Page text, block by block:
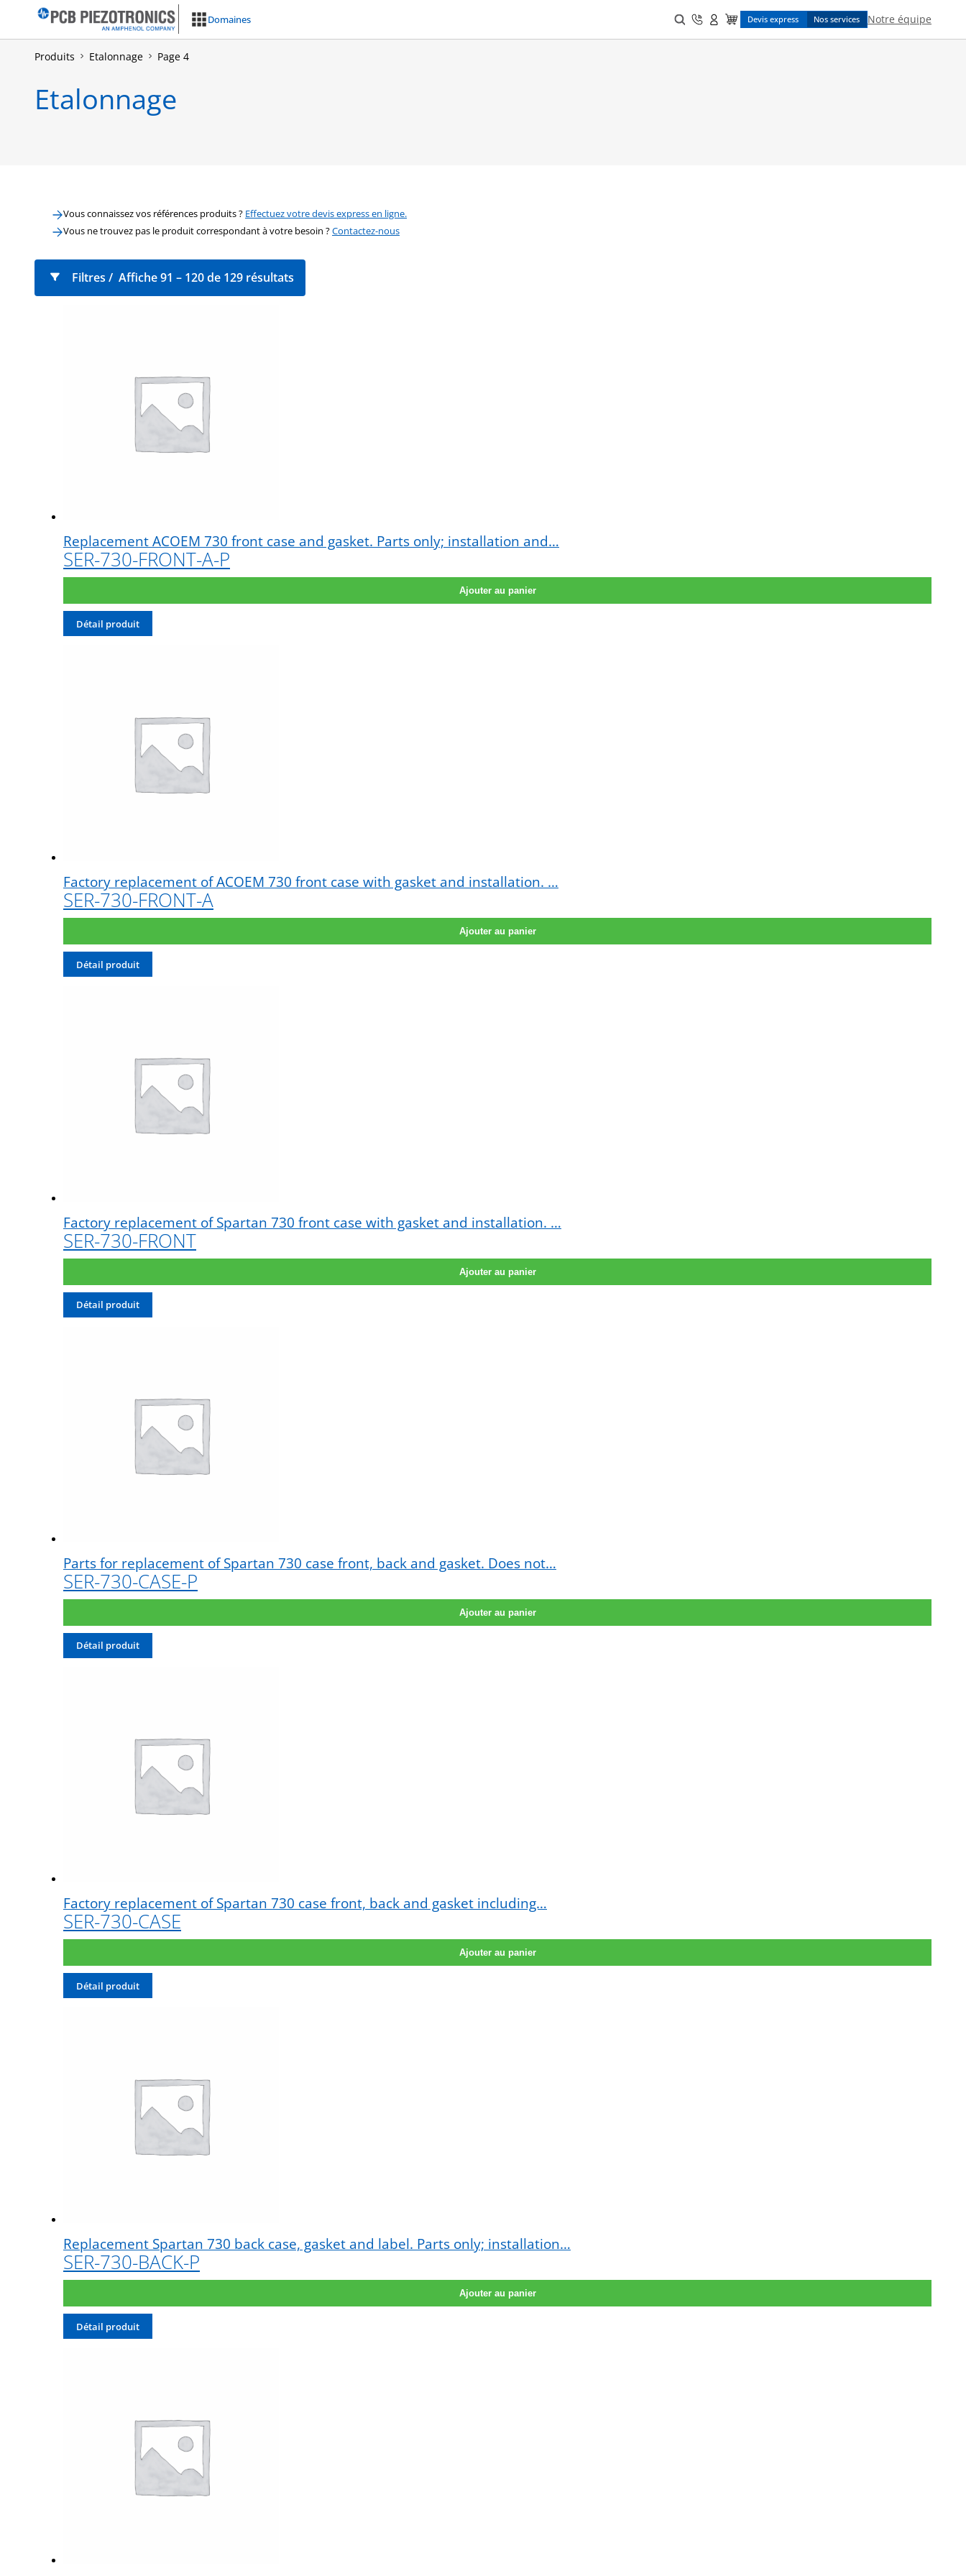
Domaines
Search
for:
Devis express Nos services Notre équipe
Produits Etalonnage Page 4
Etalonnage
Vous connaissez vos références produits ? Effectuez votre devis express en ligne.
Vous ne trouvez pas le produit correspondant à votre besoin ?Contactez-nous
Filtres Affiche 91 – 120 de 129 résultats
Stations d’étalonnage pression
Stations d’étalonnage acoustique
Calibreurs acoustiques
Replacement ACOEM 730 front case and gasket. Parts only; installation and…
SER-730-FRONT-A-P
Ajouter au panier
Détail produit
Factory replacement of ACOEM 730 front case with gasket and installation. …
SER-730-FRONT-A
Ajouter au panier
Détail produit
Factory replacement of Spartan 730 front case with gasket and installation. …
SER-730-FRONT
Ajouter au panier
Détail produit
Parts for replacement of Spartan 730 case front, back and gasket. Does not…
SER-730-CASE-P
Ajouter au panier
Détail produit
Factory replacement of Spartan 730 case front, back and gasket including…
SER-730-CASE
Ajouter au panier
Détail produit
Replacement Spartan 730 back case, gasket and label. Parts only; installation…
SER-730-BACK-P
Ajouter au panier
Détail produit